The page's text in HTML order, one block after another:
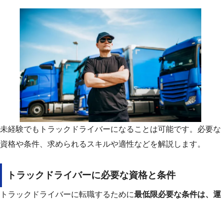
未経験でもトラックドライバーになることは可能です。必要な
資格や条件、求められるスキルや適性などを解説します。
トラックドライバーに必要な資格と条件
トラックドライバーに転職するために最低限必要な条件は、運